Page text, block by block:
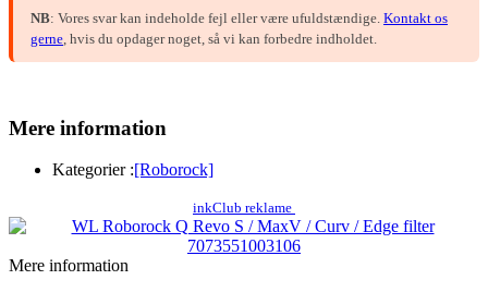
NB: Vores svar kan indeholde fejl eller være ufuldstændige. Kontakt os
gerne , hvis du opdager noget, så vi kan forbedre indholdet.
Mere information
Kategorier :[Roborock]
inkClub reklame
Mere information